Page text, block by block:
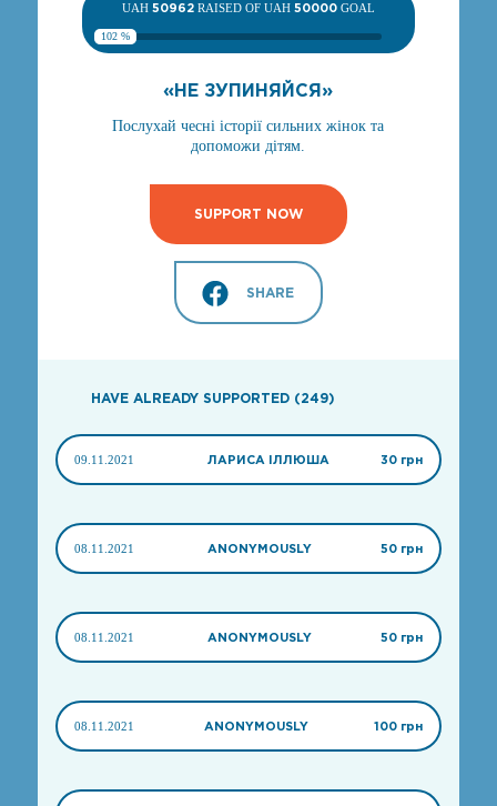
UAH 50962RAISED OF UAH 50000GOAL
102 %
«НЕ ЗУПИНЯЙСЯ»
Послухай чесні історії сильних жінок та
допоможи дітям.
SUPPORT NOW
SHARE
HAVE ALREADY SUPPORTED (249)
09.11.2021 ЛАРИСА ІЛЛЮША 30 грн
08.11.2021 ANONYMOUSLY 50 грн
08.11.2021 ANONYMOUSLY 50 грн
08.11.2021 ANONYMOUSLY 100 грн